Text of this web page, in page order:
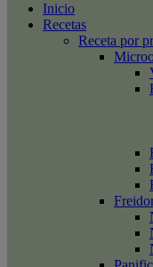
Inicio
Recetas
Receta por